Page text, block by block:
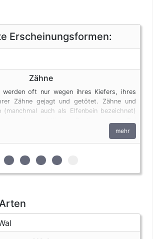
Erscheinungsformen:
Zähne
werden oft nur wegen ihres Kiefers, ihres
Zähne gejagt und getötet. Zähne und
(manchmal auch als Elfenbein bezeichnet)
zum persönlichen Gebrauch sind bis zu vier
Krokodilen des Anhangs B pro Person
Fleisch und Jagdtrophäen sind von
mehr
zur 1. geschützten Erscheinungsform
zur 2. geschützten
zur 3. geschützten
zur 4. geschützten